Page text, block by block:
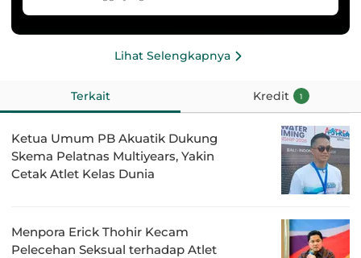
Lihat Selengkapnya
Terkait Kredit 1
Ketua Umum PB Akuatik Dukung
Skema Pelatnas Multiyears, Yakin
Cetak Atlet Kelas Dunia
Menpora Erick Thohir Kecam
Pelecehan Seksual terhadap Atlet